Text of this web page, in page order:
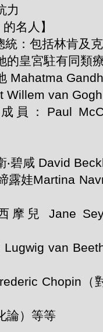
力
名人】
：包括林肯及
的皇宮駐有同類
Mahatma
Willem van Gogh
員：Paul
‧碧咸 David
露娃Martina
摩兒 Jane
van
Chopin（
論）等等